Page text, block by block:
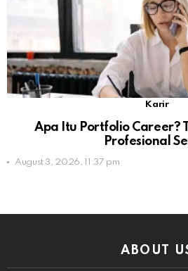
Karir
Apa Itu Portfolio Career?
Profesional
August 3, 2026, 11:37 pm
ABOUT